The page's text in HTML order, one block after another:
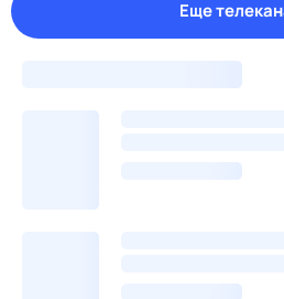
Еще